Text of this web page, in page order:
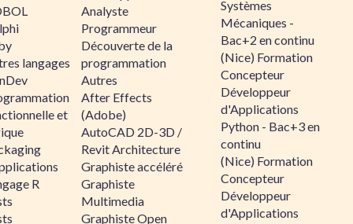
langages
et
R
Analyste
Programmeur
Découverte de la
programmation
Autres
After Effects
(Adobe)
AutoCAD 2D-3D /
Revit Architecture
Graphiste accéléré
Graphiste
Multimedia
Graphiste Open
Systèmes
Mécaniques -
Bac+2 en continu
(Nice) Formation
Concepteur
Développeur
d'Applications
Python - Bac+3 en
continu
(Nice) Formation
Concepteur
Développeur
d'Applications